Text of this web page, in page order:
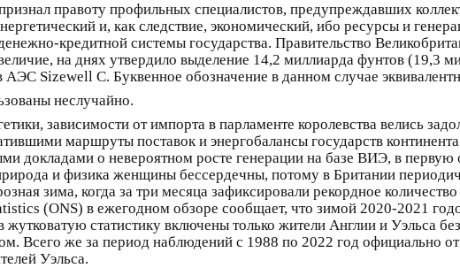
правоту профильных специалистов, предупреждавших
и, как следствие, экономический, ибо ресурсы и
кредитной системы государства. Правительство
на днях утвердило выделение 14,2 миллиарда фунтов (19,3
Sizewell C. Буквенное обозначение в данном случае
неслучайно.
зависимости от импорта в парламенте королевства велись
маршруты поставок и энергобалансы государств
докладами о невероятном росте генерации на базе ВИЭ, в
и физика женщины бессердечны, потому в Британии
зима, когда за три месяца зафиксировали рекордное
(ONS) в ежегодном обзоре сообщает, что зимой 2020-2021
статистику включены только жители Англии и Уэльса
Всего же за период наблюдений с 1988 по 2022 год официально
Уэльса.